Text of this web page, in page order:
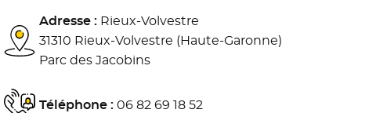
Adresse :Rieux-Volvestre
31310 Rieux-Volvestre (Haute-Garonne)
Parc des Jacobins
Téléphone :06 82 69 18 52